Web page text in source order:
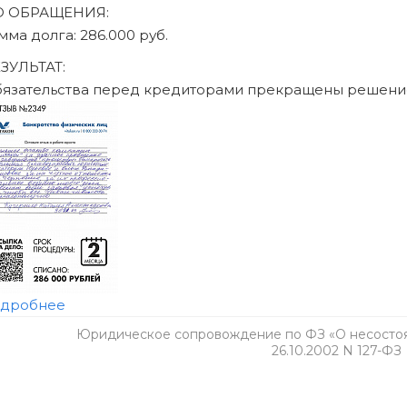
Юридическое сопровождение по ФЗ «О
26.10.2002 N 127-ФЗ